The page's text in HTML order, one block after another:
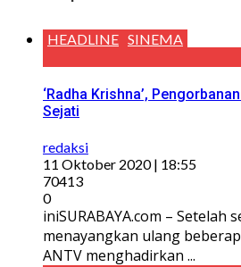
HEADLINE SINEMA
‘Radha Krishna’,
Sejati
redaksi
11 Oktober 2020 | 18:55
70413
0
iniSURABAYA.com – Setelah
menayangkan ulang
ANTV menghadirkan ...